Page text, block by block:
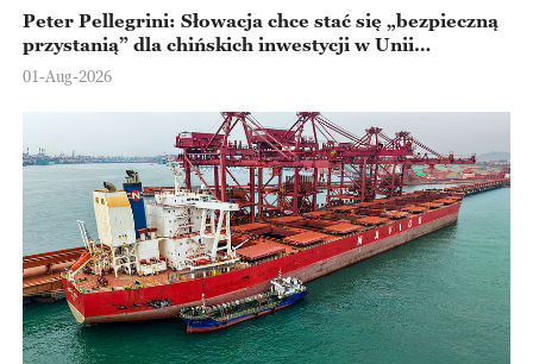
Peter Pellegrini: Słowacja chce stać się „bezpieczną
przystanią” dla chińskich inwestycji w Unii
Europejskiej
01-Aug-2026